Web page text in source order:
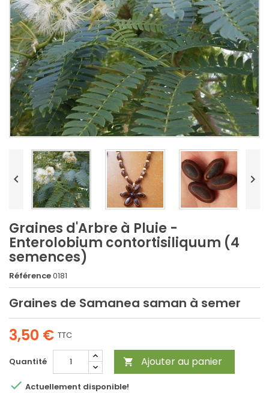
 
Graines d'Arbre à Pluie -
Enterolobium contortisiliquum (4
semences)
Référence0181
Graines de Samanea saman à semer
3,50 € TTC
Quantité  Ajouter au panier
 Actuellement disponible!